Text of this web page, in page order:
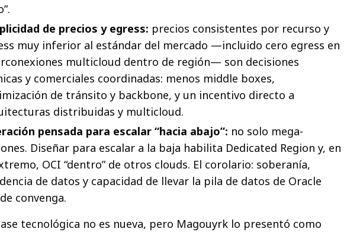
de precios y egress: precios consistentes por recurso y
muy inferior al estándar del mercado —incluido cero egress en
multicloud dentro de región— son decisiones
y comerciales coordinadas: menos middle boxes,
de tránsito y backbone, y un incentivo directo a
distribuidas y multicloud.
pensada para escalar “hacia abajo”: no solo mega-
Diseñar para escalar a la baja habilita Dedicated Region y, en
OCI “dentro” de otros clouds. El corolario: soberanía,
de datos y capacidad de llevar la pila de datos de Oracle
convenga.
tecnológica no es nueva, pero Magouyrk lo presentó como